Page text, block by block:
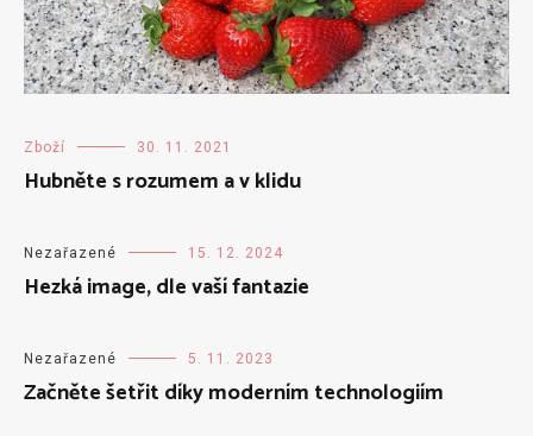
Zboží 30. 11. 2021
Hubněte s rozumem a v klidu
Nezařazené 15. 12. 2024
Hezká image, dle vaší fantazie
Nezařazené 5. 11. 2023
Začněte šetřit díky moderním technologiím